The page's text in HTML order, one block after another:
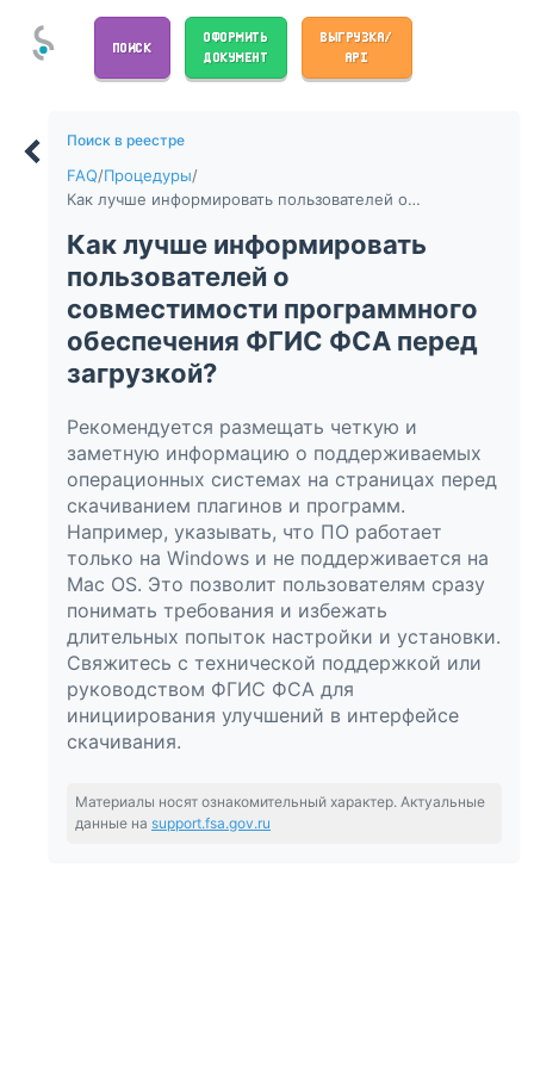
ПОИСК
ОФОРМИТЬ
ДОКУМЕНТ
ВЫГРУЗКА/
API
Поиск в реестре
FAQ/Процедуры/
Как лучше информировать пользователей о совместимости программного обеспечения ФГИС ФСА перед загрузкой?
Как лучше информировать
пользователей о
совместимости программного
обеспечения ФГИС ФСА перед
загрузкой?
Рекомендуется размещать четкую и
заметную информацию о поддерживаемых
операционных системах на страницах перед
скачиванием плагинов и программ.
Например, указывать, что ПО работает
только на Windows и не поддерживается на
Mac OS. Это позволит пользователям сразу
понимать требования и избежать
длительных попыток настройки и установки.
Свяжитесь с технической поддержкой или
руководством ФГИС ФСА для
инициирования улучшений в интерфейсе
скачивания.
Материалы носят ознакомительный характер. Актуальные
данные на support.fsa.gov.ru